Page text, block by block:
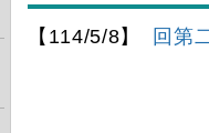
【114/5/8】 回第